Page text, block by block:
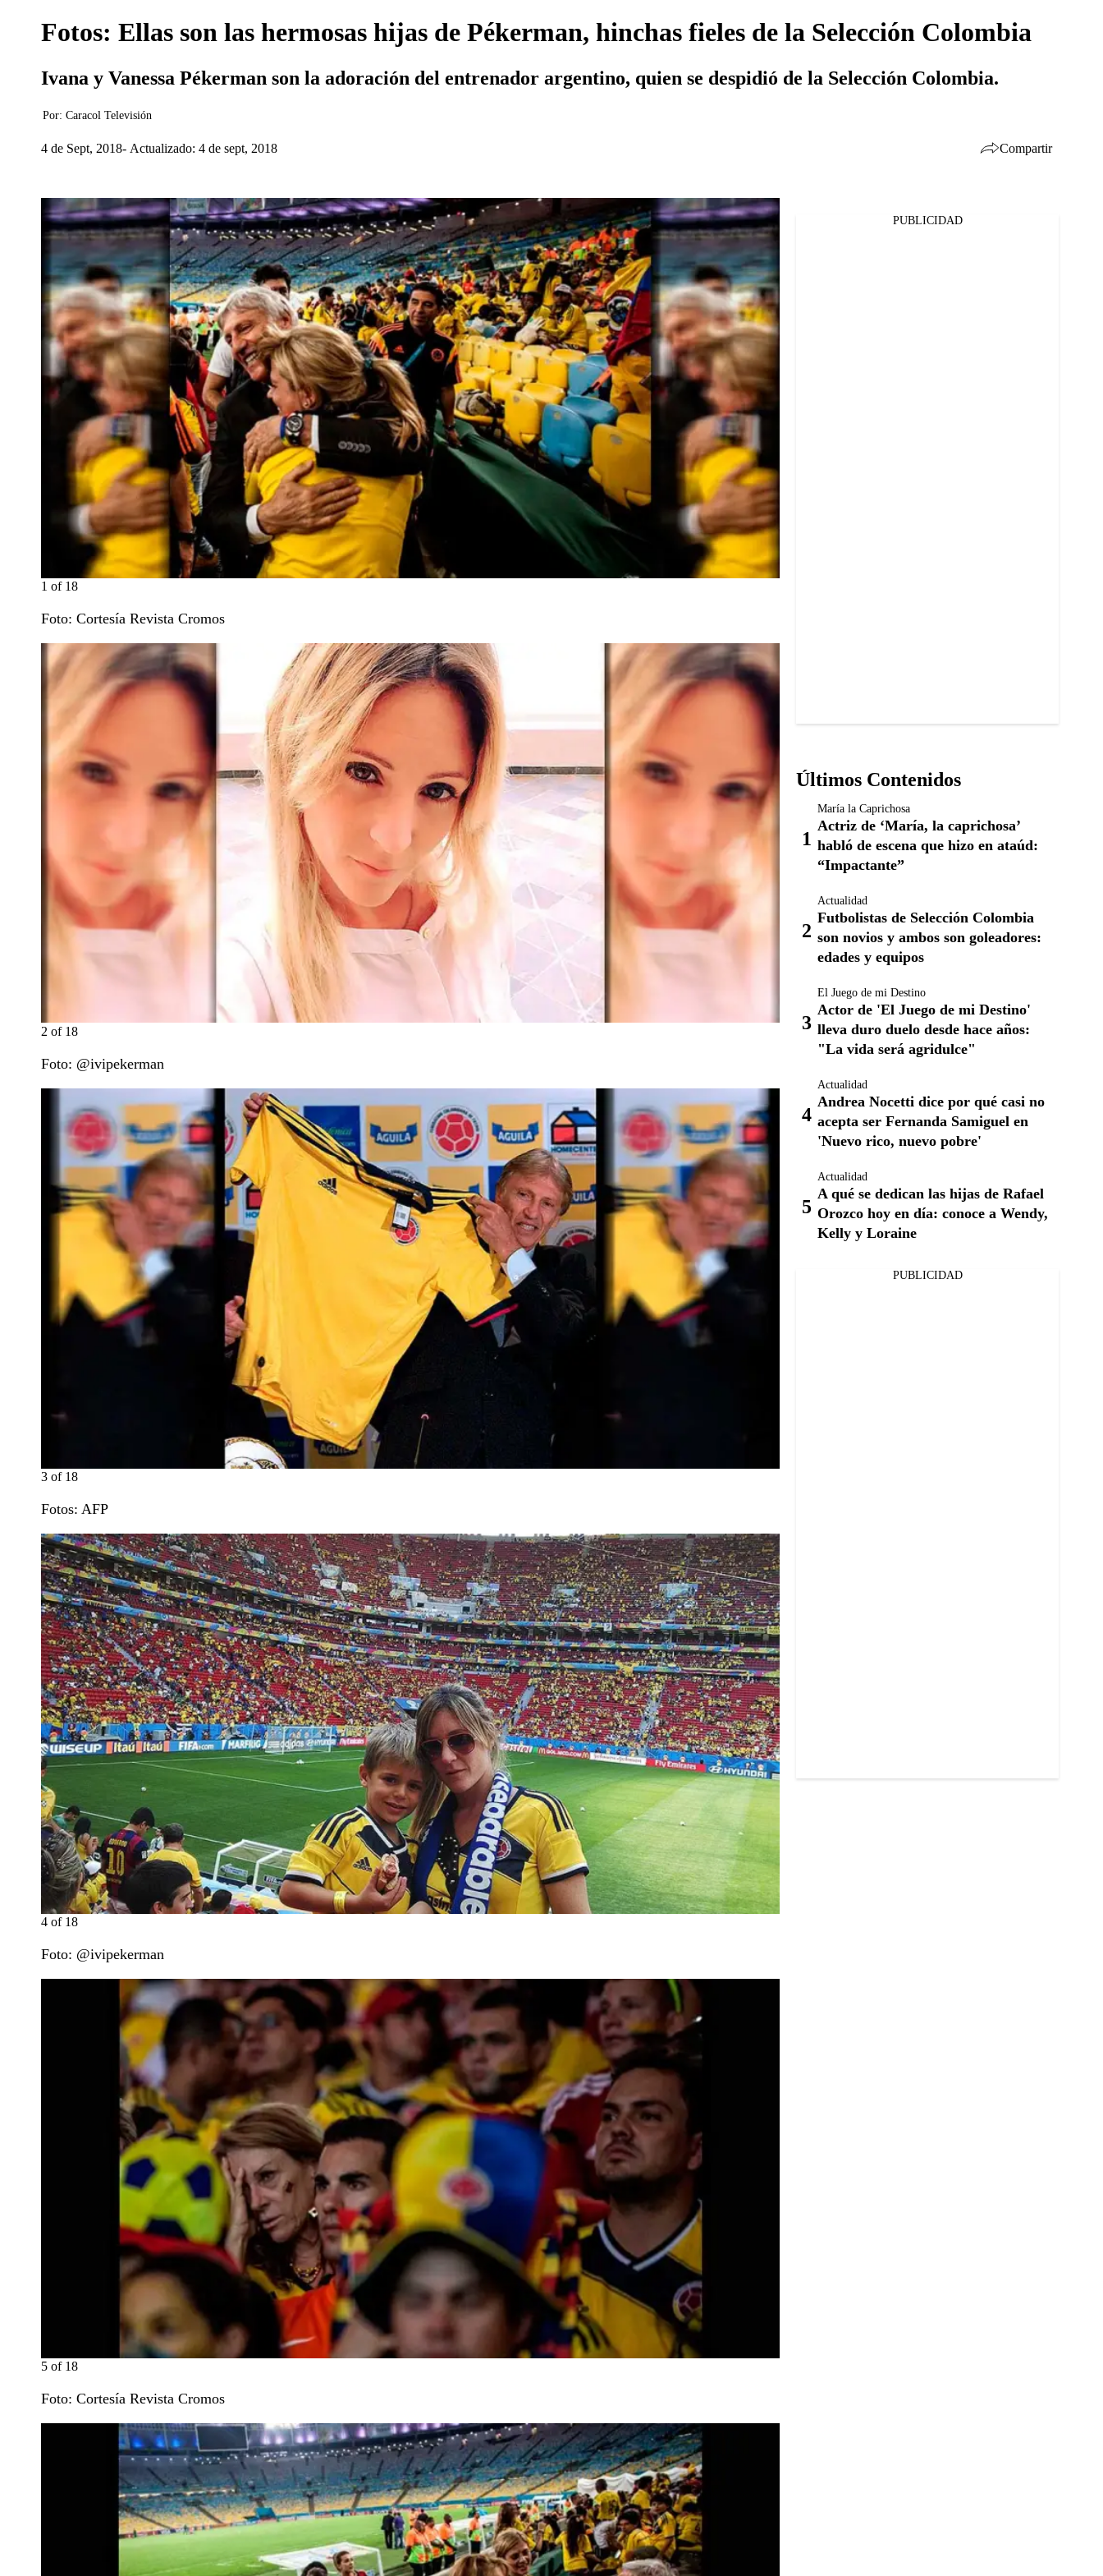
Fotos: Ellas son las hermosas hijas de Pékerman, hinchas fieles de la Selección Colombia
Ivana y Vanessa Pékerman son la adoración del entrenador argentino, quien se despidió de la Selección Colombia.
Por: Caracol Televisión
4 de Sept, 2018 Actualizado: 4 de sept, 2018 Compartir
1 of 18
Foto: Cortesía Revista Cromos
2 of 18
Foto: @ivipekerman
3 of 18
Fotos: AFP
4 of 18
Foto: @ivipekerman
5 of 18
Foto: Cortesía Revista Cromos
PUBLICIDAD
Últimos Contenidos
María la Caprichosa
Actriz de ‘María, la caprichosa’
habló de escena que hizo en ataúd:
“Impactante”
Actualidad
Futbolistas de Selección Colombia
son novios y ambos son goleadores:
edades y equipos
El Juego de mi Destino
Actor de 'El Juego de mi Destino'
lleva duro duelo desde hace años:
"La vida será agridulce"
Actualidad
Andrea Nocetti dice por qué casi no
acepta ser Fernanda Samiguel en
'Nuevo rico, nuevo pobre'
Actualidad
A qué se dedican las hijas de Rafael
Orozco hoy en día: conoce a Wendy,
Kelly y Loraine
PUBLICIDAD